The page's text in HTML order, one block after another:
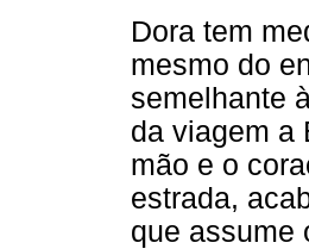
Dora tem
mesmo do
semelhante
da viagem a
mão e o
estrada,
que assume